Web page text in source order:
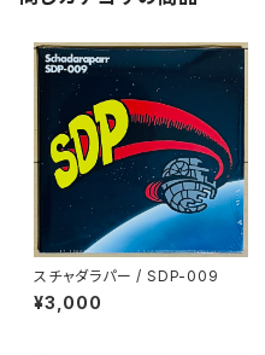
スチャダラパー / SDP-009
¥3,000